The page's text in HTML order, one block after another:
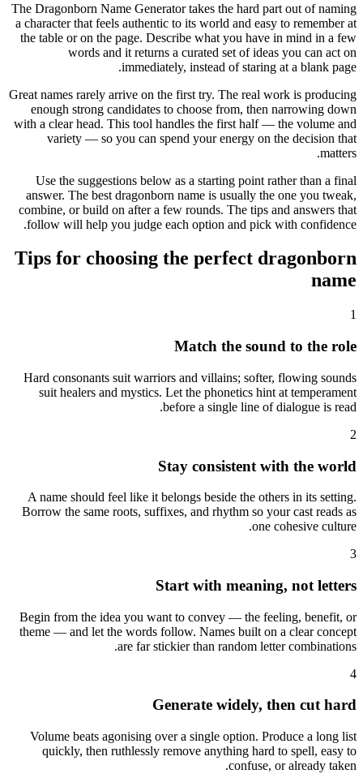
The Dragonborn Name Generator takes the hard part out of naming
a character that feels authentic to its world and easy to remember at
the table or on the page. Describe what you have in mind in a few
words and it returns a curated set of ideas you can act on
immediately, instead of staring at a blank page.
Great names rarely arrive on the first try. The real work is producing
enough strong candidates to choose from, then narrowing down
with a clear head. This tool handles the first half — the volume and
variety — so you can spend your energy on the decision that
matters.
Use the suggestions below as a starting point rather than a final
answer. The best dragonborn name is usually the one you tweak,
combine, or build on after a few rounds. The tips and answers that
follow will help you judge each option and pick with confidence.
Tips for choosing the perfect dragonborn
name
1
Match the sound to the role
Hard consonants suit warriors and villains; softer, flowing sounds
suit healers and mystics. Let the phonetics hint at temperament
before a single line of dialogue is read.
2
Stay consistent with the world
A name should feel like it belongs beside the others in its setting.
Borrow the same roots, suffixes, and rhythm so your cast reads as
one cohesive culture.
3
Start with meaning, not letters
Begin from the idea you want to convey — the feeling, benefit, or
theme — and let the words follow. Names built on a clear concept
are far stickier than random letter combinations.
4
Generate widely, then cut hard
Volume beats agonising over a single option. Produce a long list
quickly, then ruthlessly remove anything hard to spell, easy to
confuse, or already taken.